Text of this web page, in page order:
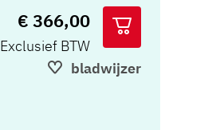
€ 366,00
Exclusief BTW
bladwijzer